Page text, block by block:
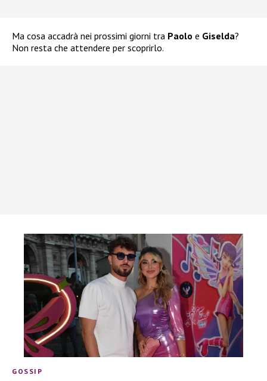
Ma cosa accadrà nei prossimi giorni tra Paolo e Giselda?
Non resta che attendere per scoprirlo.
GOSSIP